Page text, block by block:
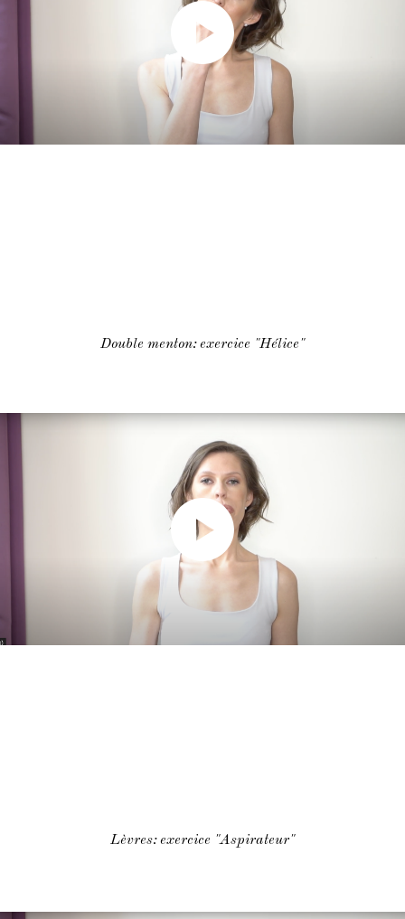
Double menton: exercice "Hélice"
Lèvres: exercice "Aspirateur"
Face Gym